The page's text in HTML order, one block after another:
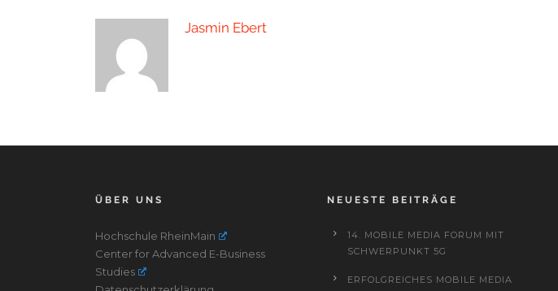
Jasmin Ebert
ÜBER UNS
Hochschule RheinMain
Center for Advanced E-Business
Studies
NEUESTE BEITRÄGE
14. MOBILE MEDIA FORUM MIT
SCHWERPUNKT 5G
ERFOLGREICHES MOBILE MEDIA